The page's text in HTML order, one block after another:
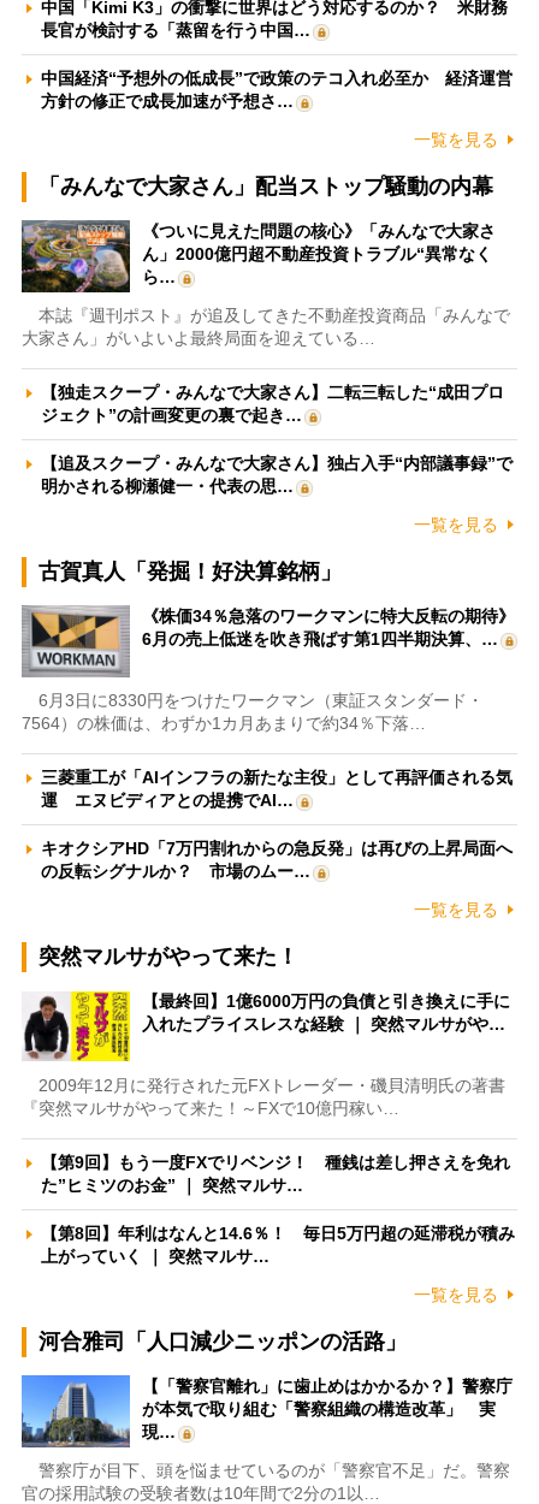
中国「Kimi K3」の衝撃に世界はどう対応するのか？ 米財務
長官が検討する「蒸留を行う中国…
中国経済“予想外の低成長”で政策のテコ入れ必至か 経済運営
方針の修正で成長加速が予想さ…
一覧を見る
「みんなで大家さん」配当ストップ騒動の内幕
《ついに見えた問題の核心》「みんなで大家さ
ん」2000億円超不動産投資トラブル“異常なく
ら…
本誌『週刊ポスト』が追及してきた不動産投資商品「みんなで
大家さん」がいよいよ最終局面を迎えている…
【独走スクープ・みんなで大家さん】二転三転した“成田プロ
ジェクト”の計画変更の裏で起き…
【追及スクープ・みんなで大家さん】独占入手“内部議事録”で
明かされる柳瀬健一・代表の思…
一覧を見る
古賀真人「発掘！好決算銘柄」
《株価34％急落のワークマンに特大反転の期待》
6月の売上低迷を吹き飛ばす第1四半期決算、…
6月3日に8330円をつけたワークマン（東証スタンダード・
7564）の株価は、わずか1カ月あまりで約34％下落…
三菱重工が「AIインフラの新たな主役」として再評価される気
運 エヌビディアとの提携でAI…
キオクシアHD「7万円割れからの急反発」は再びの上昇局面へ
の反転シグナルか？ 市場のムー…
一覧を見る
突然マルサがやって来た！
【最終回】1億6000万円の負債と引き換えに手に
入れたプライスレスな経験 ｜ 突然マルサがや…
2009年12月に発行された元FXトレーダー・磯貝清明氏の著書
『突然マルサがやって来た！～FXで10億円稼い…
【第9回】もう一度FXでリベンジ！ 種銭は差し押さえを免れ
た”ヒミツのお金” ｜ 突然マルサ…
【第8回】年利はなんと14.6％！ 毎日5万円超の延滞税が積み
上がっていく ｜ 突然マルサ…
一覧を見る
河合雅司「人口減少ニッポンの活路」
【「警察官離れ」に歯止めはかかるか？】警察庁
が本気で取り組む「警察組織の構造改革」 実
現…
警察庁が目下、頭を悩ませているのが「警察官不足」だ。警察
官の採用試験の受験者数は10年間で2分の1以…